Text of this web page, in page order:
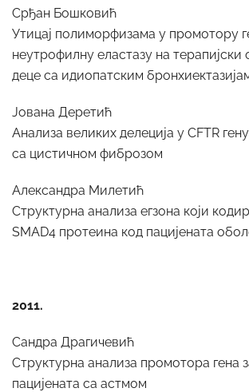
Срђан Бошковић
Утицај полиморфизама у промотору
неутрофилну еластазу на терапијски
деце са идиопатским
Јована Деретић
Анализа великих делеција у CFTR
са цистичном фиброзом
Александра Милетић
Структурна анализа егзона који
SMAD4 протеина код пацијената
2011.
Сандра Драгичевић
Структурна анализа промотора гена
пацијената са астмом